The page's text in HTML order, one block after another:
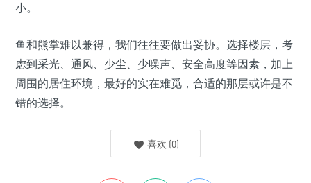
小。
鱼和熊掌难以兼得，我们往往要做出妥协。选择楼层，考
虑到采光、通风、少尘、少噪声、安全高度等因素，加上
周围的居住环境，最好的实在难觅，合适的那层或许是不
错的选择。
喜欢 (0)